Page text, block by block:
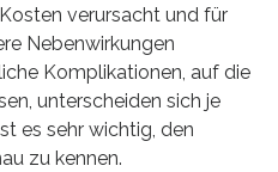
verursacht und für
Nebenwirkungen
Komplikationen, auf die
unterscheiden sich je
es sehr wichtig, den
zu kennen.